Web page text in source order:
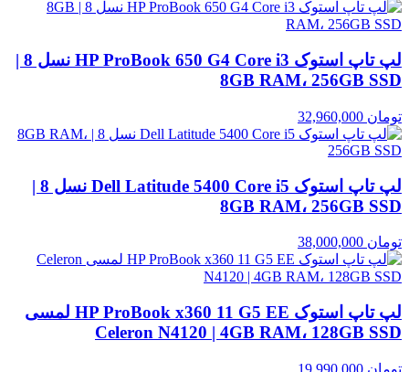
لپ تاپ استوک HP ProBook 650 G4 Core i3 نسل 8 |
8GB RAM، 256GB SSD
تومان
لپ تاپ استوک Dell Latitude 5400 Core i5 نسل 8 |
8GB RAM، 256GB SSD
تومان
لپ تاپ استوک HP ProBook x360 11 G5 EE لمسی
Celeron N4120 | 4GB RAM، 128GB SSD
تومان